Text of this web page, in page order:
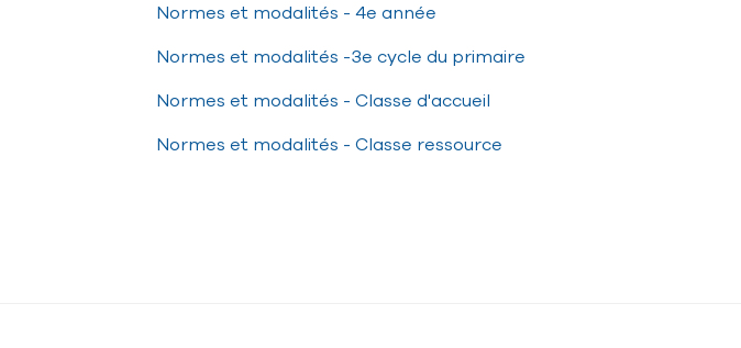
Normes et modalités - 4e année
Normes et modalités -3e cycle du primaire
Normes et modalités - Classe d'accueil
Normes et modalités - Classe ressource